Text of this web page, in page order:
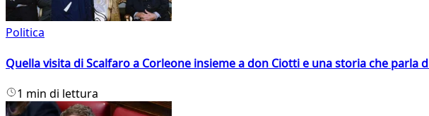
Politica
Quella visita di Scalfaro a Corleone insieme a don Ciotti e una storia che parla
1 min di lettura